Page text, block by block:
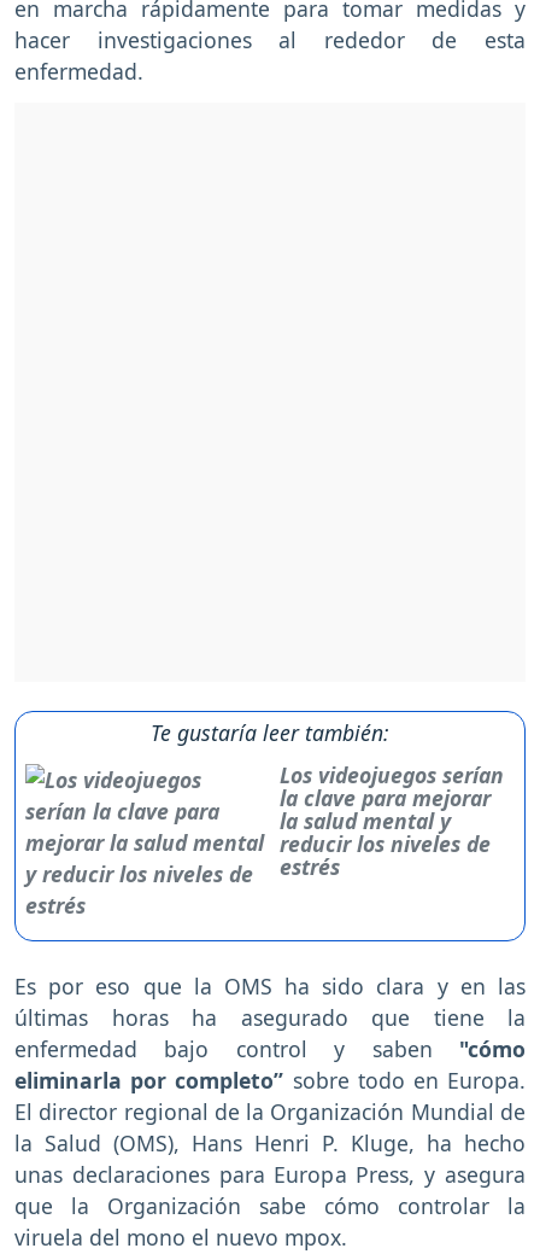
en marcha rápidamente para tomar medidas y
hacer investigaciones al rededor de esta
enfermedad.
Te gustaría leer también:
Los videojuegos serían
la clave para mejorar
la salud mental y
reducir los niveles de
estrés
Es por eso que la OMS ha sido clara y en las
últimas horas ha asegurado que tiene la
enfermedad bajo control y saben "cómo
eliminarla por completo” sobre todo en Europa.
El director regional de la Organización Mundial de
la Salud (OMS), Hans Henri P. Kluge, ha hecho
unas declaraciones para Europa Press, y asegura
que la Organización sabe cómo controlar la
viruela del mono el nuevo mpox.